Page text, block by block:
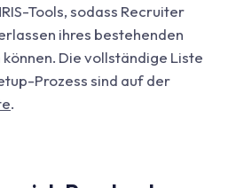
Tools, sodass Recruiter
ihres bestehenden
Die vollständige Liste
Prozess sind auf der
.